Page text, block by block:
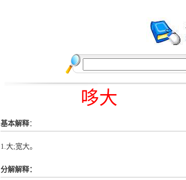
哆大
基本解释：
1.大;宽大。
分解解释：